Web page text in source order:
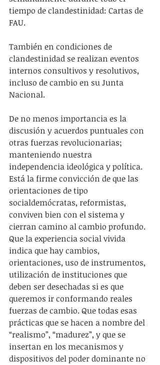
tiempo de clandestinidad: Cartas de
FAU.
También en condiciones de
clandestinidad se realizan eventos
internos consultivos y resolutivos,
incluso de cambio en su Junta
Nacional.
De no menos importancia es la
discusión y acuerdos puntuales con
otras fuerzas revolucionarias;
manteniendo nuestra
independencia ideológica y política.
Está la firme convicción de que las
orientaciones de tipo
socialdemócratas, reformistas,
conviven bien con el sistema y
cierran camino al cambio profundo.
Que la experiencia social vivida
indica que hay cambios,
orientaciones, uso de instrumentos,
utilización de instituciones que
deben ser desechadas si es que
queremos ir conformando reales
fuerzas de cambio. Que todas esas
prácticas que se hacen a nombre del
“realismo”, “madurez”, y que se
insertan en los mecanismos y
dispositivos del poder dominante no